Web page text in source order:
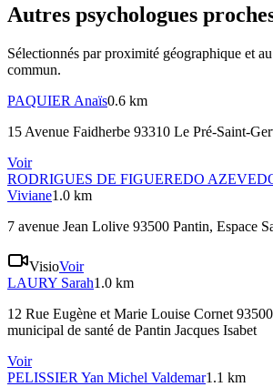
Autres psychologues
Sélectionnés par proximité géographique et
commun.
PAQUIER Anaïs0.6 km
15 Avenue Faidherbe 93310 Le Pré-Saint-
Voir
RODRIGUES DE FIGUEREDO
Viviane1.0 km
7 avenue Jean Lolive 93500 Pantin, Espace
VisioVoir
LAURY Sarah1.0 km
12 Rue Eugène et Marie Louise Cornet
municipal de santé de Pantin Jacques Isabet
Voir
PELISSIER Yan Michel Valdemar1.1 km